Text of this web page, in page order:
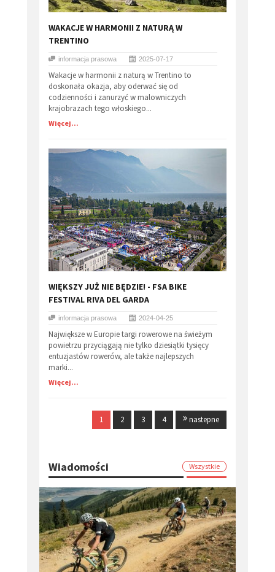
​WAKACJE W HARMONII Z NATURĄ W
TRENTINO
informacja prasowa 2025-07-17
Wakacje w harmonii z naturą w Trentino to
doskonała okazja, aby oderwać się od
codzienności i zanurzyć w malowniczych
krajobrazach tego włoskiego...
Więcej...
​WIĘKSZY JUŻ NIE BĘDZIE! - FSA BIKE
FESTIVAL RIVA DEL GARDA
informacja prasowa 2024-04-25
Największe w Europie targi rowerowe na świeżym
powietrzu przyciągają nie tylko dziesiątki tysięcy
entuzjastów rowerów, ale także najlepszych
marki...
Więcej...
1 2 3 4 nastepne
Wiadomości Wszystkie